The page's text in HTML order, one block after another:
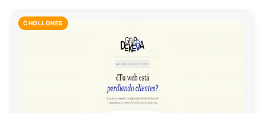
CHOLLONES